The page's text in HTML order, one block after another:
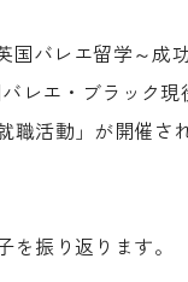
国バレエ留学～成
レエ・ブラック現
職活動」が開催さ
振り返ります。